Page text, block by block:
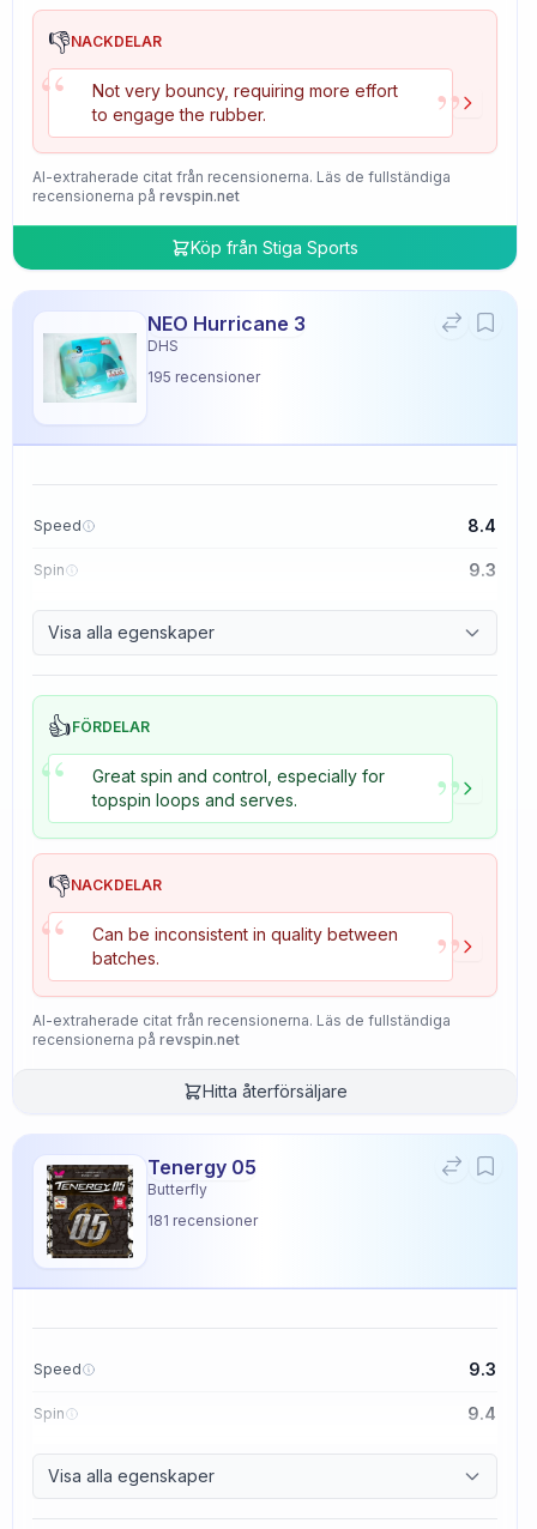
👎NACKDELAR
“
Not very bouncy, requiring more effort
to engage the rubber.
”
AI-extraherade citat från recensionerna. Läs de fullständiga
recensionerna på revspin.net
Köp från Stiga Sports
NEO Hurricane 3
DHS
195 recensioner
Speed 8.4
Spin 9.3
Control 8.7
Tackiness 8.2
Visa alla egenskaper
👍FÖRDELAR
“
Great spin and control, especially for
topspin loops and serves.
”
👎NACKDELAR
“
Can be inconsistent in quality between
batches.
”
AI-extraherade citat från recensionerna. Läs de fullständiga
recensionerna på revspin.net
Hitta återförsäljare
Tenergy 05
Butterfly
181 recensioner
Speed 9.3
Spin 9.4
Control 8.3
Tackiness 2.3
Visa alla egenskaper